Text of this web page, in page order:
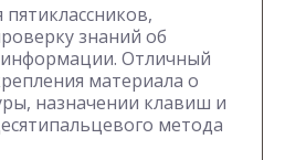
знаний об
информации. Отличный
материала о
назначении клавиш и
метода